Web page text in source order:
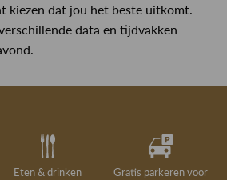
kiezen dat jou het beste uitkomt.
data en tijdvakken
Eten & drinken
Gratis parkeren voor